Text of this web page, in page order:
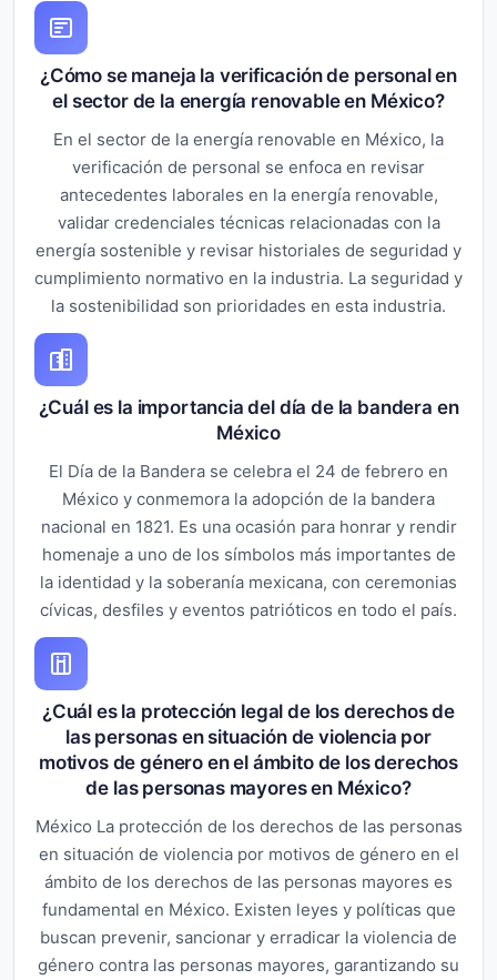
¿Cómo se maneja la verificación de personal en
el sector de la energía renovable en México?
En el sector de la energía renovable en México, la
verificación de personal se enfoca en revisar
antecedentes laborales en la energía renovable,
validar credenciales técnicas relacionadas con la
energía sostenible y revisar historiales de seguridad y
cumplimiento normativo en la industria. La seguridad y
la sostenibilidad son prioridades en esta industria.
¿Cuál es la importancia del día de la bandera en
México
El Día de la Bandera se celebra el 24 de febrero en
México y conmemora la adopción de la bandera
nacional en 1821. Es una ocasión para honrar y rendir
homenaje a uno de los símbolos más importantes de
la identidad y la soberanía mexicana, con ceremonias
cívicas, desfiles y eventos patrióticos en todo el país.
¿Cuál es la protección legal de los derechos de
las personas en situación de violencia por
motivos de género en el ámbito de los derechos
de las personas mayores en México?
México La protección de los derechos de las personas
en situación de violencia por motivos de género en el
ámbito de los derechos de las personas mayores es
fundamental en México. Existen leyes y políticas que
buscan prevenir, sancionar y erradicar la violencia de
género contra las personas mayores, garantizando su